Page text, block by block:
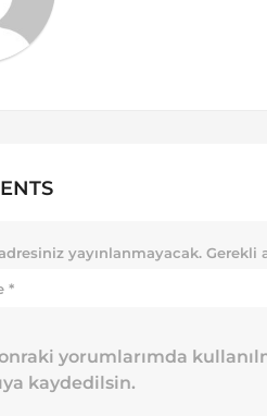
yayınlanmayacak. Gerekli
yorumlarımda
kaydedilsin.